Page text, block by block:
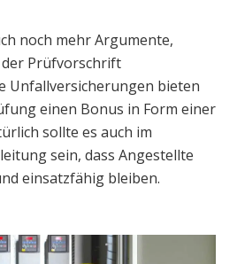
noch mehr Argumente,
Prüfvorschrift
Unfallversicherungen bieten
einen Bonus in Form einer
sollte es auch im
sein, dass Angestellte
einsatzfähig bleiben.